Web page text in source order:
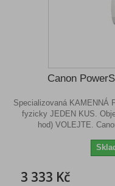
Canon
Specializovaná KAMENNÁ
fyzicky JEDEN KUS.
hod) VOLEJTE.
3 333 Kč